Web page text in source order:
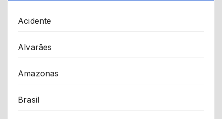
Acidente
Alvarães
Amazonas
Brasil